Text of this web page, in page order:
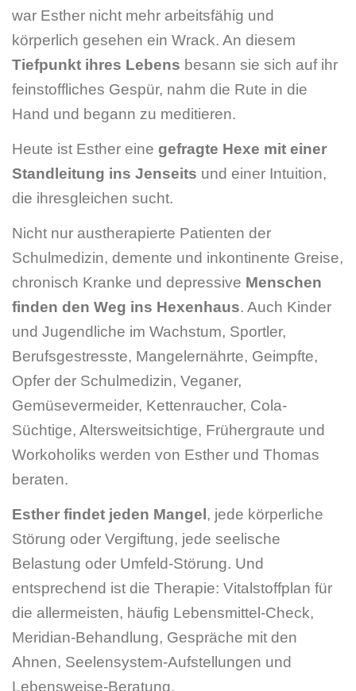
war Esther nicht mehr arbeitsfähig und
körperlich gesehen ein Wrack. An diesem
Tiefpunkt ihres Lebens besann sie sich auf ihr
feinstoffliches Gespür, nahm die Rute in die
Hand und begann zu meditieren.
Heute ist Esther eine gefragte Hexe mit einer
Standleitung ins Jenseits und einer Intuition,
die ihresgleichen sucht.
Nicht nur austherapierte Patienten der
Schulmedizin, demente und inkontinente Greise,
chronisch Kranke und depressive Menschen
finden den Weg ins Hexenhaus. Auch Kinder
und Jugendliche im Wachstum, Sportler,
Berufsgestresste, Mangelernährte, Geimpfte,
Opfer der Schulmedizin, Veganer,
Gemüsevermeider, Kettenraucher, Cola-
Süchtige, Altersweitsichtige, Frühergraute und
Workoholiks werden von Esther und Thomas
beraten.
Esther findet jeden Mangel , jede körperliche
Störung oder Vergiftung, jede seelische
Belastung oder Umfeld-Störung. Und
entsprechend ist die Therapie: Vitalstoffplan für
die allermeisten, häufig Lebensmittel-Check,
Meridian-Behandlung, Gespräche mit den
Ahnen, Seelensystem-Aufstellungen und
Lebensweise-Beratung.